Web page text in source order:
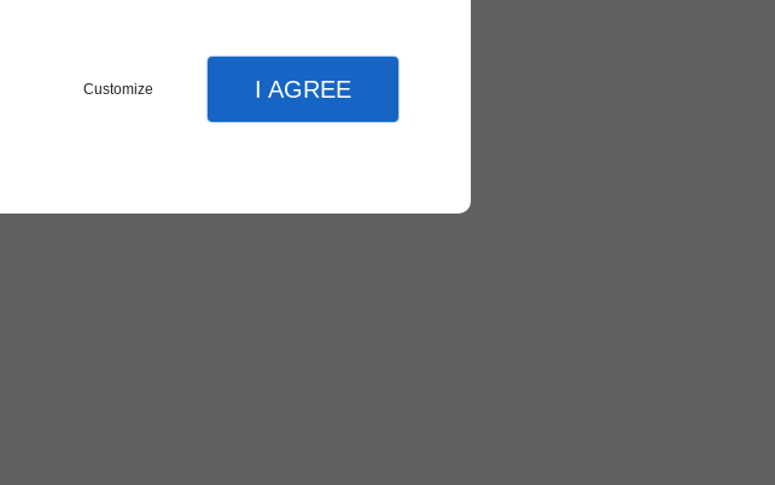
Customize I AGREE